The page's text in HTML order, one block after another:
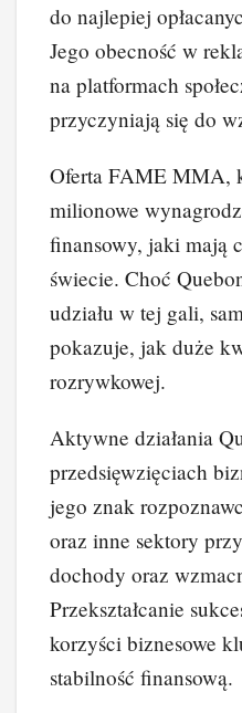
do najlepiej
Jego obecność w
na platformach
przyczyniają się do
Oferta FAME MMA,
milionowe
finansowy, jaki mają
świecie. Choć
udziału w tej gali,
pokazuje, jak duże
rozrywkowej.
Aktywne działania
przedsięwzięciach
jego znak
oraz inne sektory
dochody oraz
Przekształcanie
korzyści biznesowe
stabilność finansową.